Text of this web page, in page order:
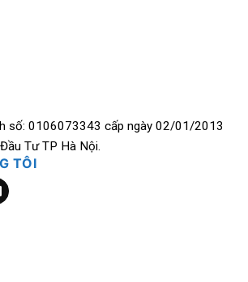
số: 0106073343 cấp ngày 02/01/2013
Tư TP Hà Nội.
TÔI